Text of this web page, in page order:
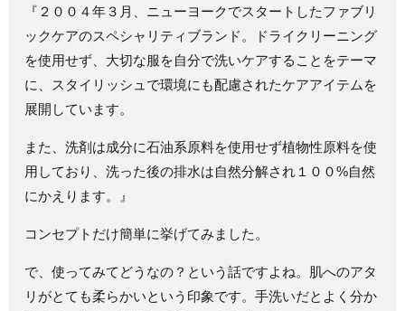
『２００４年３月、ニューヨークでスタートしたファブリ
ックケアのスペシャリティブランド。ドライクリーニング
を使用せず、大切な服を自分で洗いケアすることをテーマ
に、スタイリッシュで環境にも配慮されたケアアイテムを
展開しています。
また、洗剤は成分に石油系原料を使用せず植物性原料を使
用しており、洗った後の排水は自然分解され１００%自然
にかえります。』
コンセプトだけ簡単に挙げてみました。
で、使ってみてどうなの？という話ですよね。肌へのアタ
リがとても柔らかいという印象です。手洗いだとよく分か